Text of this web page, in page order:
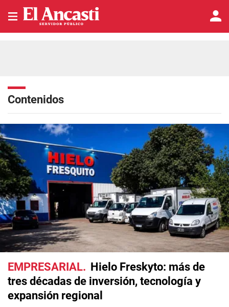
Contenidos
EMPRESARIAL
Hielo Freskyto: más de
tres décadas de inversión, tecnología y
expansión regional